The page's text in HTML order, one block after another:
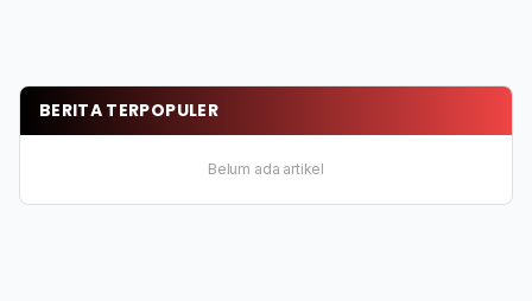
BERITA TERPOPULER
Belum ada artikel